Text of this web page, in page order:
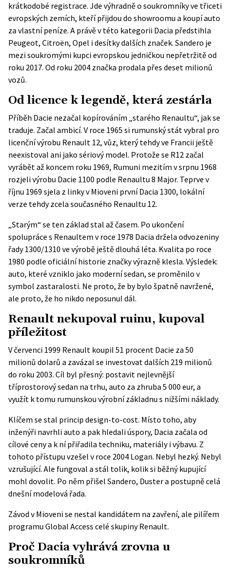
krátkodobé registrace. Jde výhradně o soukromníky ve třiceti
evropských zemích, kteří přijdou do showroomu a koupí auto
za vlastní peníze. A právě v této kategorii Dacia předstihla
Peugeot, Citroën, Opel i desítky dalších značek. Sandero je
mezi soukromými kupci evropskou jedničkou nepřetržitě od
roku 2017. Od roku 2004 značka prodala přes deset milionů
vozů.
Od licence k legendě, která zestárla
Příběh Dacie nezačal kopírováním „starého Renaultu“, jak se
traduje. Začal ambicí. V roce 1965 si rumunský stát vybral pro
licenční výrobu Renault 12, vůz, který tehdy ve Francii ještě
neexistoval ani jako sériový model. Protože se R12 začal
vyrábět až koncem roku 1969, Rumuni mezitím v srpnu 1968
rozjeli výrobu Dacie 1100 podle Renaultu 8 Major. Teprve v
říjnu 1969 sjela z linky v Mioveni první Dacia 1300, lokální
verze tehdy zcela současného Renaultu 12.
„Starým“ se ten základ stal až časem. Po ukončení
spolupráce s Renaultem v roce 1978 Dacia držela odvozeniny
řady 1300/1310 ve výrobě ještě dlouhá léta. Kvalita po roce
1980 podle oficiální historie značkyvýrazně klesla. Výsledek:
auto, které vzniklo jako moderní sedan, se proměnilo v
symbol zastaralosti. Ne proto, že by bylo špatně navržené,
ale proto, že ho nikdo neposunul dál.
Renault nekupoval ruinu, kupoval
příležitost
V červenci 1999 Renault koupil 51 procent Dacie za 50
milionů dolarů a zavázal se investovat dalších 219 milionů
do roku 2003. Cíl byl přesný: postavit nejlevnější
tříprostorový sedan na trhu, auto za zhruba 5 000 eur, a
využít k tomu rumunskou výrobní základnu s nižšími náklady.
Klíčem se stal princip design-to-cost. Místo toho, aby
inženýři navrhli auto a pak hledali úspory, Dacia začala od
cílové ceny a k ní přiřadila techniku, materiály i výbavu. Z
tohoto přístupu vzešel v roce 2004 Logan. Nebyl hezký. Nebyl
vzrušující. Ale fungoval a stál tolik, kolik si běžný kupující
mohl dovolit. Po něm přišel Sandero, Duster a postupně celá
dnešní modelová řada.
Závod v Mioveni se nestal kandidátem na zavření, ale pilířem
programu Global Access celé skupiny Renault.
Proč Dacia vyhrává zrovna u
soukromníků